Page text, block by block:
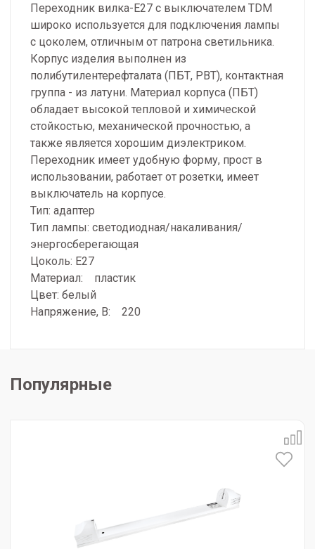
Переходник вилка-Е27 с выключателем TDM
широко используется для подключения лампы
с цоколем, отличным от патрона светильника.
Корпус изделия выполнен из
полибутилентерефталата (ПБТ, PBT), контактная
группа - из латуни. Материал корпуса (ПБТ)
обладает высокой тепловой и химической
стойкостью, механической прочностью, а
также является хорошим диэлектриком.
Переходник имеет удобную форму, прост в
использовании, работает от розетки, имеет
выключатель на корпусе.
Тип: адаптер
Тип лампы: светодиодная/накаливания/
энергосберегающая
Цоколь: E27
Материал: пластик
Цвет: белый
Напряжение, В: 220
Популярные